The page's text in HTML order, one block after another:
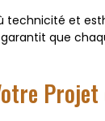
et
que
Projet